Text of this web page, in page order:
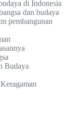
di Indonesia
dan budaya
pembangunan
Budaya